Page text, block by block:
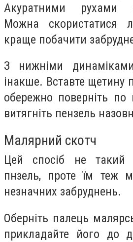
Акуратними рухами
Можна скористатися
краще побачити
З нижніми
інакше. Вставте щетину
обережно поверніть по
витягніть пензель
Малярний скотч
Цей спосіб не такий
пнзель, проте їм теж
незначних забруднень.
Оберніть палець
прикладайте його до